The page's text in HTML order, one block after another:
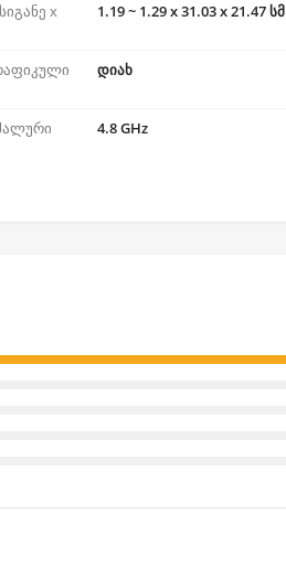
x
1.19 ~ 1.29 x 31.03 x 21.47 სმ
დიახ
4.8 GHz